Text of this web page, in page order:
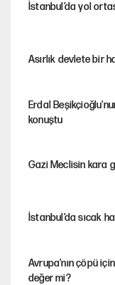
İstanbul’da yol
Asırlık devlete bir
Erdal
konuştu
Gazi Meclisin kara
İstanbul’da sıcak
Avrupa'nın çöpü
değer mi?